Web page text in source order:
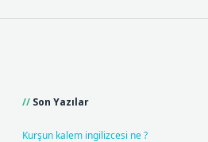
Son Yazılar
Kurşun kalem ingilizcesi ne ?